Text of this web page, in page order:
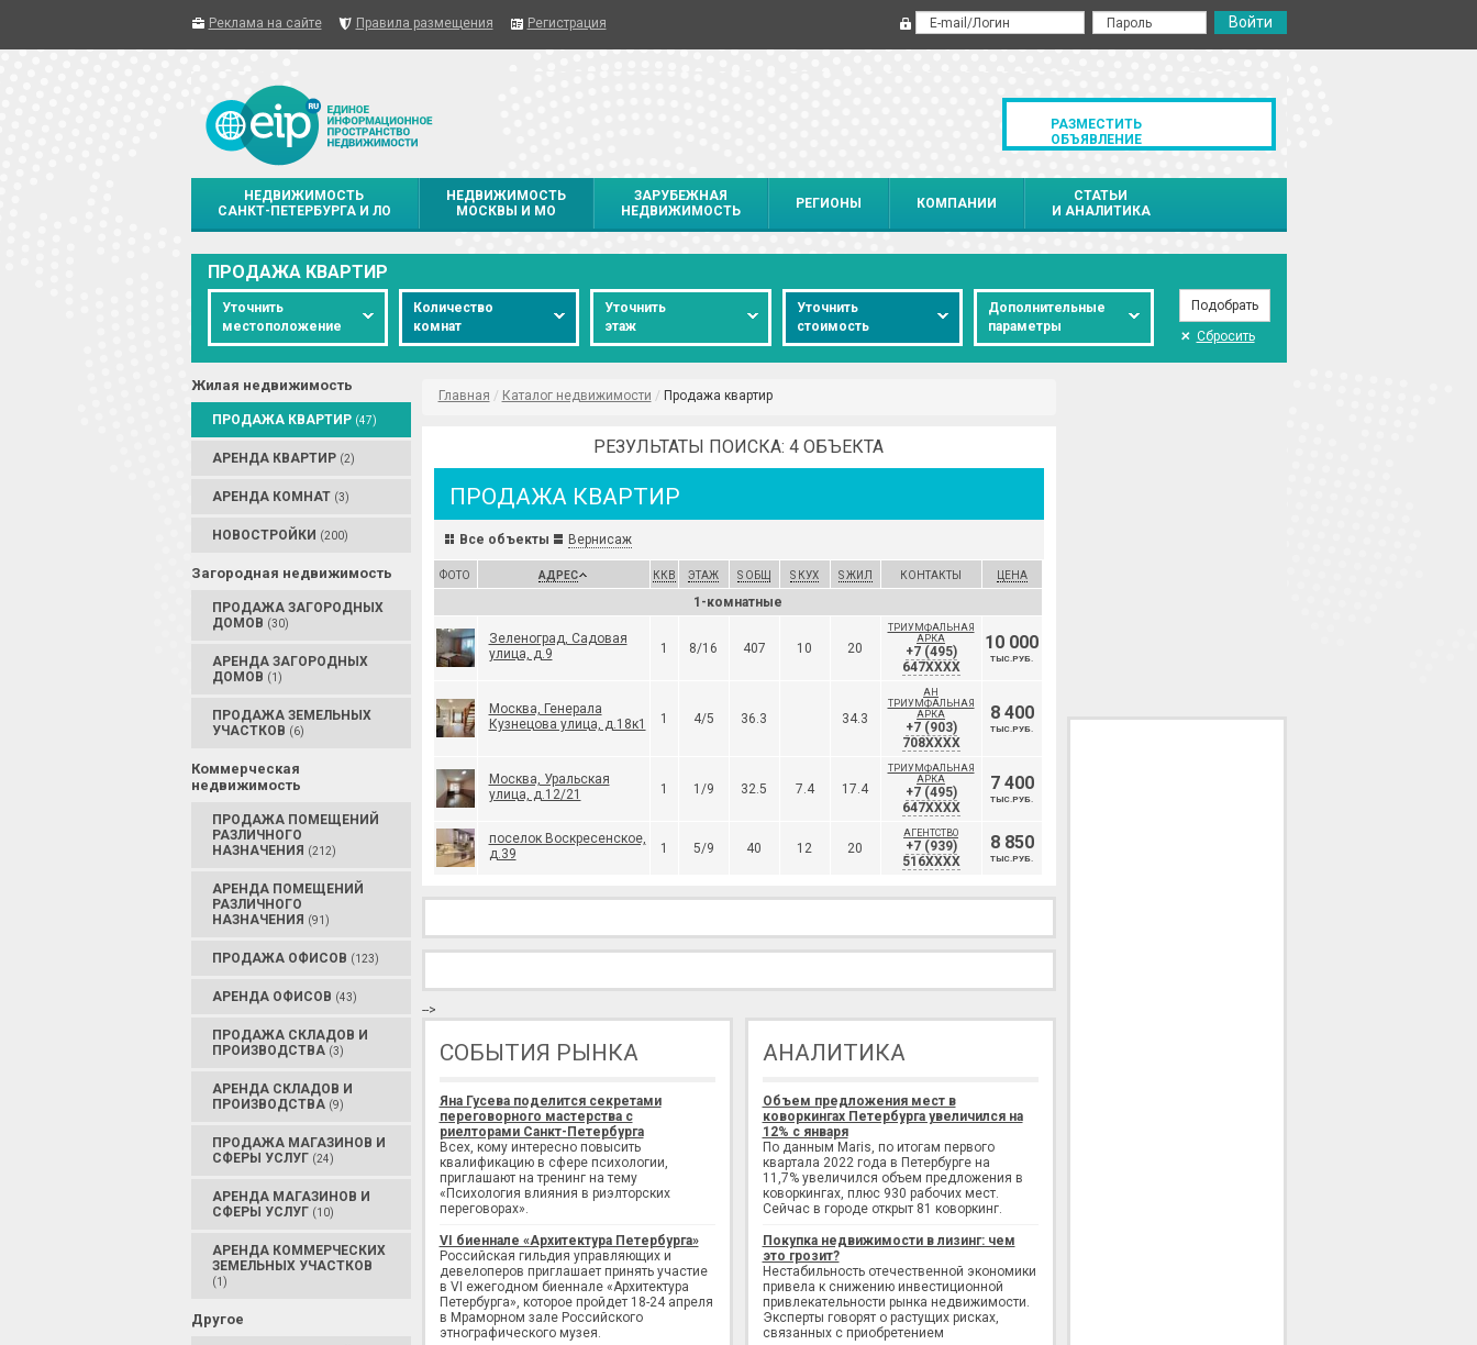
Реклама на сайте Правила размещения Регистрация
РАЗМЕСТИТЬ
ОБЪЯВЛЕНИЕ
НЕДВИЖИМОСТЬ
САНКТ-ПЕТЕРБУРГА И ЛО
НЕДВИЖИМОСТЬ
МОСКВЫ И МО
ЗАРУБЕЖНАЯ
НЕДВИЖИМОСТЬ
РЕГИОНЫ КОМПАНИИ
СТАТЬИ
И АНАЛИТИКА
ПРОДАЖА КВАРТИР
Уточнить
местоположение
Количество
комнат
Уточнить
этаж
Уточнить
стоимость
Дополнительные
параметры
Сбросить
Жилая недвижимость
ПРОДАЖА КВАРТИР (47)
АРЕНДА КВАРТИР (2)
АРЕНДА КОМНАТ (3)
НОВОСТРОЙКИ (200)
Загородная недвижимость
ПРОДАЖА ЗАГОРОДНЫХ
ДОМОВ (30)
АРЕНДА ЗАГОРОДНЫХ
ДОМОВ (1)
ПРОДАЖА ЗЕМЕЛЬНЫХ
УЧАСТКОВ (6)
Коммерческая
недвижимость
ПРОДАЖА ПОМЕЩЕНИЙ
РАЗЛИЧНОГО
НАЗНАЧЕНИЯ (212)
АРЕНДА ПОМЕЩЕНИЙ
РАЗЛИЧНОГО
НАЗНАЧЕНИЯ (91)
ПРОДАЖА ОФИСОВ (123)
АРЕНДА ОФИСОВ (43)
ПРОДАЖА СКЛАДОВ И
ПРОИЗВОДСТВА (3)
АРЕНДА СКЛАДОВ И
ПРОИЗВОДСТВА (9)
ПРОДАЖА МАГАЗИНОВ И
СФЕРЫ УСЛУГ (24)
АРЕНДА МАГАЗИНОВ И
СФЕРЫ УСЛУГ (10)
АРЕНДА КОММЕРЧЕСКИХ
ЗЕМЕЛЬНЫХ УЧАСТКОВ
(1)
Другое
Главная / Каталог недвижимости / Продажа квартир
РЕЗУЛЬТАТЫ ПОИСКА: 4 ОБЪЕКТА
ПРОДАЖА КВАРТИР
Все объекты Вернисаж
ФОТО АДРЕС ККВ ЭТАЖ S ОБЩ S КУХ S ЖИЛ КОНТАКТЫ ЦЕНА
1-комнатные
Зеленоград, Садовая
улица, д.9
1 8/16 407 10 20
ТРИУМФАЛЬНАЯ
АРКА
+7 (495)
647XXXX
10 000
ТЫС.РУБ.
Москва, Генерала
Кузнецова улица, д.18к1
1 4/5 36.3 34.3
АН
ТРИУМФАЛЬНАЯ
АРКА
+7 (903)
708XXXX
8 400
ТЫС.РУБ.
Москва, Уральская
улица, д.12/21
1 1/9 32.5 7.4 17.4
ТРИУМФАЛЬНАЯ
АРКА
+7 (495)
647XXXX
7 400
ТЫС.РУБ.
поселок Воскресенское,
д.39
1 5/9 40 12 20
АГЕНТСТВО
+7 (939)
516XXXX
8 850
ТЫС.РУБ.
-->
СОБЫТИЯ РЫНКА
Яна Гусева поделится секретами
переговорного мастерства с
риелторами Санкт-Петербурга
Всех, кому интересно повысить
квалификацию в сфере психологии,
приглашают на тренинг на тему
«Психология влияния в риэлторских
переговорах».
VI биеннале «Архитектура Петербурга»
Российская гильдия управляющих и
девелоперов приглашает принять участие
в VI ежегодном биеннале «Архитектура
Петербурга», которое пройдет 18-24 апреля
в Мраморном зале Российского
этнографического музея.
АНАЛИТИКА
Объем предложения мест в
коворкингах Петербурга увеличился на
12% с января
По данным Maris, по итогам первого
квартала 2022 года в Петербурге на
11,7% увеличился объем предложения в
коворкингах, плюс 930 рабочих мест.
Сейчас в городе открыт 81 коворкинг.
Покупка недвижимости в лизинг: чем
это грозит?
Нестабильность отечественной экономики
привела к снижению инвестиционной
привлекательности рынка недвижимости.
Эксперты говорят о растущих рисках,
связанных с приобретением